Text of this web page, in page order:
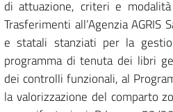
di attuazione, criteri e
Trasferimenti all’Agenzia AGRIS
e statali stanziati per la
programma di tenuta dei libri
dei controlli funzionali, al
la valorizzazione del comparto